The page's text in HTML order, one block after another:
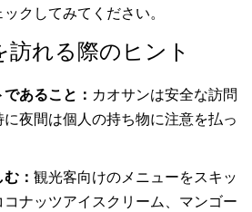
ックしてみてください。
訪れる際のヒント
あること： カオサンは安全な訪問
夜間は個人の持ち物に注意を払っ
： 観光客向けのメニューをスキッ
ナッツアイスクリーム、マンゴー